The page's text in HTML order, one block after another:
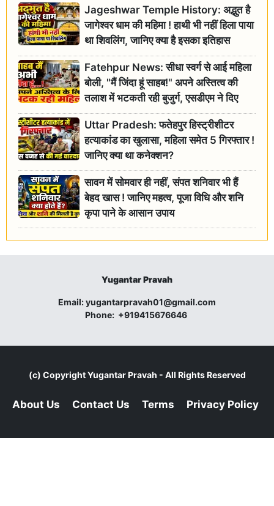
Jageshwar Temple History: अद्भुत है
जागेश्वर धाम की महिमा ! हाथी भी नहीं हिला पाया
था शिवलिंग, जानिए क्या है इसका इतिहास
Fatehpur News: सीधा स्वर्ग से आई महिला
बोली, "मैं जिंदा हूं साहब!" अपने अस्तित्व की
तलाश में भटकती रही बुजुर्ग, एसडीएम ने दिए
जांच के आदेश
Uttar Pradesh: फतेहपुर हिस्ट्रीशीटर
हत्याकांड का खुलासा, महिला समेत 5 गिरफ्तार !
जानिए क्या था कनेक्शन?
सावन में सोमवार ही नहीं, संपत शनिवार भी हैं
बेहद खास ! जानिए महत्व, पूजा विधि और शनि
कृपा पाने के आसान उपाय
Yugantar Pravah
Email:yugantarpravah01@gmail.com
Phone: +919415676646
(c) CopyrightYugantar Pravah - All Rights Reserved
About Us Contact Us Terms Privacy Policy